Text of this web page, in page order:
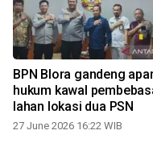
BPN Blora gandeng
hukum kawal
lahan lokasi dua PSN
27 June 2026 16:22 WIB